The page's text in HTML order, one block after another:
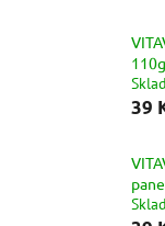
110g
39